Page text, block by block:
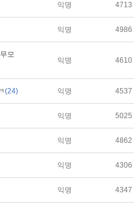
익명 4713
익명 4986
모
익명 4610
(24) 익명 4537
익명 5025
익명 4862
익명 4306
익명 4347